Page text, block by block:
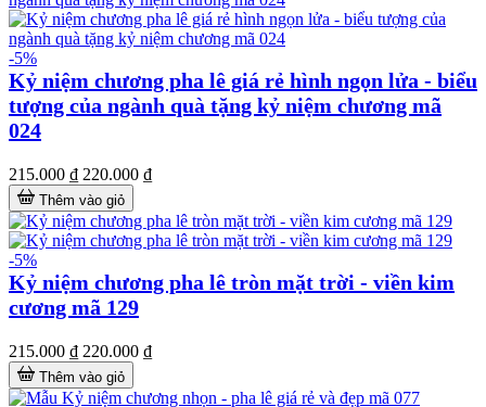
-5%
Kỷ niệm chương pha lê giá rẻ hình ngọn lửa - biểu
tượng của ngành quà tặng kỷ niệm chương mã
024
215.000 ₫ 220.000 ₫
Thêm vào giỏ
-5%
Kỷ niệm chương pha lê tròn mặt trời - viền kim
cương mã 129
215.000 ₫ 220.000 ₫
Thêm vào giỏ